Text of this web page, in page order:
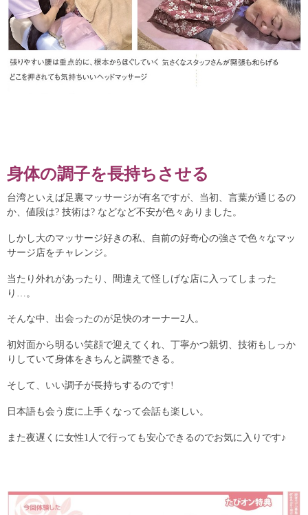
身体の調子を長持ちさせる
台湾といえば足裏マッサージが有名ですが、当初、言葉が通じるの
か、値段は? 技術は? などなど不安が色々ありました。
しかし大のマッサージ好きの私、自前の好奇心の強さで色々なマッ
サージ店をチャレンジ。
当たり外れがあったり、間違えて怪しげな店に入ってしまった
り…。
そんな中、出会ったのが足快のオーナー2人。
初対面から明るい笑顔で迎えてくれ、丁寧かつ親切、技術もしっか
りしていて身体をきちんと調整できる。
そして、いい調子が長持ちするのです!
日本語も会う度に上手くなって会話も楽しい。
また夜遅くに女性1人で行っても安心できるのでお気に入りです♪